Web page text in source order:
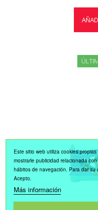
Este sitio web utiliza cookies
mostrarle publicidad relacionada
hábitos de navegación. Para dar
Acepto.
Más información